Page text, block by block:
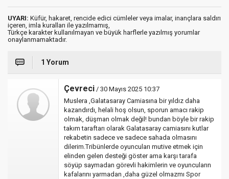
UYARI: Küfür, hakaret, rencide edici cümleler veya imalar, inançlara saldırı
içeren, imla kuralları ile yazılmamış,
Türkçe karakter kullanılmayan ve büyük harflerle yazılmış yorumlar
onaylanmamaktadır.
1 Yorum
Çevreci / 30 Mayıs 2025 10:37
Muslera ,Galatasaray Camiasına bir yıldız daha
kazandırdı, helali hoş olsun, sporun amacı rakip
olmak, düşman olmak değil! bundan böyle bir rakip
takım taraftarı olarak Galatasaray camiasını kutlar
rekabetin sadece ve sadece sahada olmasını
dilerim.Tribünlerde oyuncuları mutive etmek için
elinden gelen desteği göster ama karşı tarafa
söyüp saymadan görevli hakimlerin ve oyuncuların
kafalarını yarmadan ,daha güzel olmazmı Spor